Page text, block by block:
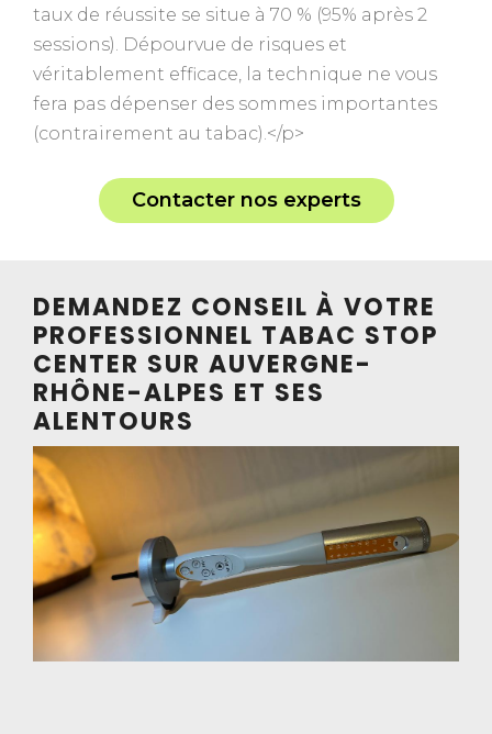
taux de réussite se situe à 70 % (95% après 2
sessions). Dépourvue de risques et
véritablement efficace, la technique ne vous
fera pas dépenser des sommes importantes
(contrairement au tabac).</p>
Contacter nos experts
DEMANDEZ CONSEIL À VOTRE
PROFESSIONNEL TABAC STOP
CENTER SUR AUVERGNE-
RHÔNE-ALPES ET SES
ALENTOURS